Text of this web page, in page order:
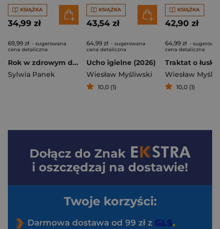
KSIĄŻKA
34,99 zł
69,99 zł - sugerowana
cena detaliczna
Rok w zdrowym domu - książka z autografem
Sylwia Panek
KSIĄŻKA
43,54 zł
64,99 zł - sugerowana
cena detaliczna
Ucho igielne (2026)
Wiesław Myśliwski
10,0 (1)
KSIĄŻKA
42,90 zł
64,99 zł -
cena detaliczna
Wiesław
10,0 (1)
Dołącz do Znak
i oszczędzaj na dostawie!
Twoje korzyści:
Darmowa dostawa od 99 zł z